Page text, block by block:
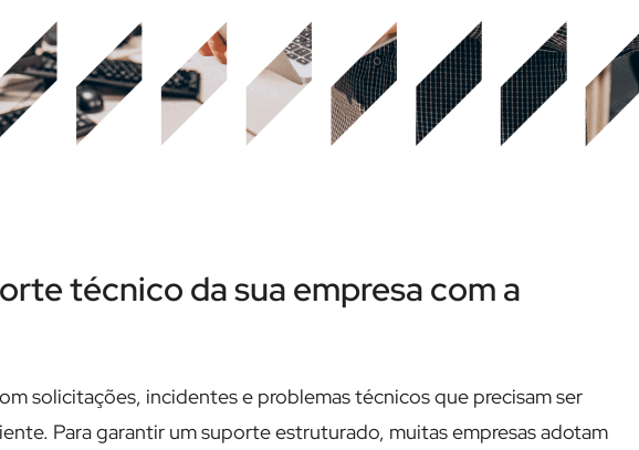
técnico da sua empresa com a
solicitações, incidentes e problemas técnicos que precisam ser
Para garantir um suporte estruturado, muitas empresas adotam